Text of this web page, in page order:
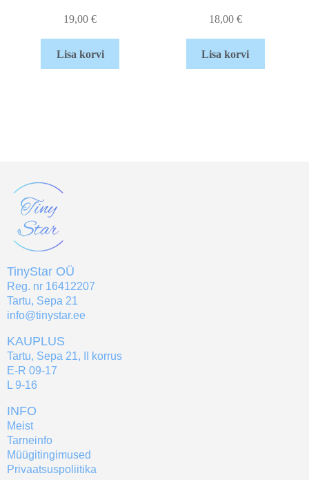
19,00€
Lisa korvi
18,00 €
Lisa korvi
TinyStar OÜ
Reg. nr 16412207
Tartu, Sepa 21
info@tinystar.ee
KAUPLUS
Tartu, Sepa 21, II korrus
E-R 09-17
L 9-16
INFO
Meist
Tarneinfo
Müügitingimused
Privaatsuspoliitika